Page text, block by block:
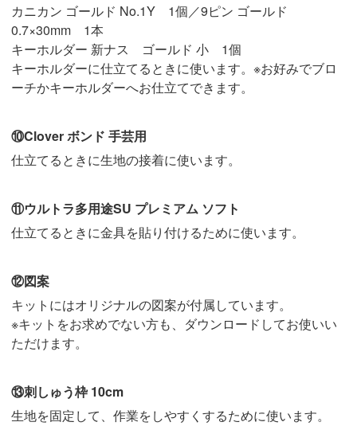
カニカン ゴールド No.1Y 1個／9ピン ゴールド
0.7×30mm 1本
キーホルダー 新ナス ゴールド 小 1個
キーホルダーに仕立てるときに使います。※お好みでブロ
ーチかキーホルダーへお仕立てできます。
⑩Clover ボンド 手芸用
仕立てるときに生地の接着に使います。
⑪ウルトラ多用途SU プレミアム ソフト
仕立てるときに金具を貼り付けるために使います。
⑫図案
キットにはオリジナルの図案が付属しています。
※キットをお求めでない方も、ダウンロードしてお使いい
ただけます。
⑬刺しゅう枠 10cm
生地を固定して、作業をしやすくするために使います。